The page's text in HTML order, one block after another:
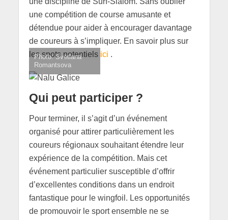
une compétition de course amusante et
détendue pour aider à encourager davantage
de coureurs à s’impliquer. En savoir plus sur
les spots potentiels ici .
Photo: Svetlana
Romantsova
Qui peut participer ?
Pour terminer, il s’agit d’un événement
organisé pour attirer particulièrement les
coureurs régionaux souhaitant étendre leur
expérience de la compétition. Mais cet
événement particulier susceptible d’offrir
d’excellentes conditions dans un endroit
fantastique pour le wingfoil. Les opportunités
de promouvoir le sport ensemble ne se